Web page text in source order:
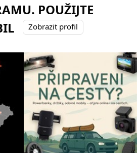
POUŽIJTE
Zobrazit profil